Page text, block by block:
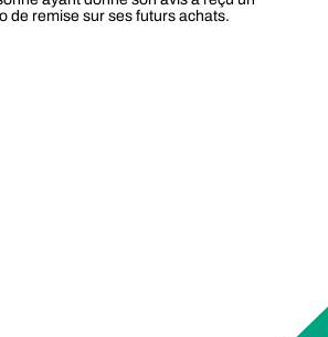
de remise sur ses futurs achats.